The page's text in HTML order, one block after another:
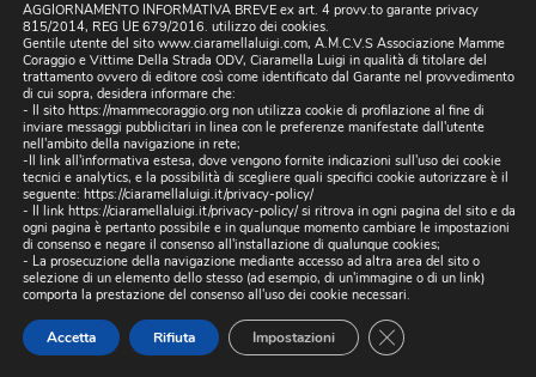
GIUGNO 2016
MAGGIO 2016
DICEMBRE 201
RECENT POSTS
DOPO GLI ESPOSTI, (ARRIVANO LE ISPEZIONI), DAL
MINISTERO INFRASTRUTTURE ROMA, DELEGANO NAPOLI
AD INTERVENIRE SULLA STRADA PROVINCIALE DI CASERTA,
SP131 03/04/2026 ORE 10:00 CHIAMATA STRADA DELLA
AGGIORNAMENTO INFORMATIVA BREVE ex art. 4 provv.to garante privacy
815/2014, REG UE 679/2016. utilizzo dei cookies.
Gentile utente del sito www.ciaramellaluigi.com, A.M.C.V.S Associazione Mamme
Coraggio e Vittime Della Strada ODV, Ciaramella Luigi in qualità di titolare del
trattamento ovvero di editore così come identificato dal Garante nel provvedimento
di cui sopra, desidera informare che:
- Il sito https://mammecoraggio.org non utilizza cookie di profilazione al fine di
inviare messaggi pubblicitari in linea con le preferenze manifestate dall'utente
nell'ambito della navigazione in rete;
-Il link all'informativa estesa, dove vengono fornite indicazioni sull'uso dei cookie
tecnici e analytics, e la possibilità di scegliere quali specifici cookie autorizzare è il
seguente: https://ciaramellaluigi.it/privacy-policy/
- Il link https://ciaramellaluigi.it/privacy-policy/si ritrova in ogni pagina del sito e da
ogni pagina è pertanto possibile e in qualunque momento cambiare le impostazioni
di consenso e negare il consenso all'installazione di qualunque cookies;
- La prosecuzione della navigazione mediante accesso ad altra area del sito o
selezione di un elemento dello stesso (ad esempio, di un'immagine o di un link)
comporta la prestazione del consenso all'uso dei cookie necessari.
Accetta Rifiuta Impostazioni CLOSE GDPR